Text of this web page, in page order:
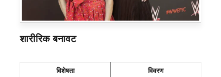
शारीरिक बनावट
विशेषता विवरण